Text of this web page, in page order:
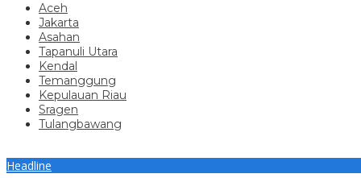
Aceh
Jakarta
Asahan
Tapanuli Utara
Kendal
Temanggung
Kepulauan Riau
Sragen
Tulangbawang
Headline